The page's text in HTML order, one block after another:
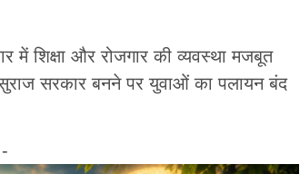
में शिक्षा और रोजगार की व्यवस्था मजबूत
सरकार बनने पर युवाओं का पलायन बंद